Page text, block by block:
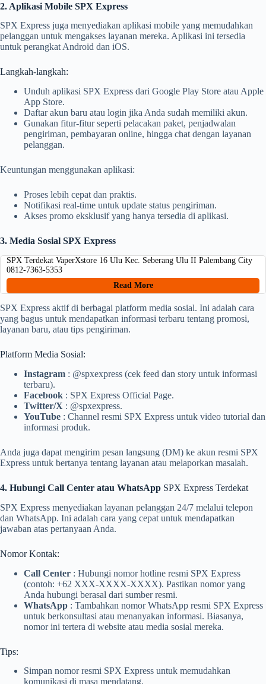
2. Aplikasi Mobile SPX Express
SPX Express juga menyediakan aplikasi mobile yang memudahkan
pelanggan untuk mengakses layanan mereka. Aplikasi ini tersedia
untuk perangkat Android dan iOS.
Langkah-langkah:
Unduh aplikasi SPX Express dari Google Play Store atau Apple
App Store.
Daftar akun baru atau login jika Anda sudah memiliki akun.
Gunakan fitur-fitur seperti pelacakan paket, penjadwalan
pengiriman, pembayaran online, hingga chat dengan layanan
pelanggan.
Keuntungan menggunakan aplikasi:
Proses lebih cepat dan praktis.
Notifikasi real-time untuk update status pengiriman.
Akses promo eksklusif yang hanya tersedia di aplikasi.
3. Media Sosial SPX Express
SPX Terdekat VaperXstore 16 Ulu Kec. Seberang Ulu II Palembang City
0812-7363-5353
Read More
SPX Express aktif di berbagai platform media sosial. Ini adalah cara
yang bagus untuk mendapatkan informasi terbaru tentang promosi,
layanan baru, atau tips pengiriman.
Platform Media Sosial:
Instagram : @spxexpress (cek feed dan story untuk informasi
terbaru).
Facebook : SPX Express Official Page.
Twitter/X : @spxexpress.
YouTube : Channel resmi SPX Express untuk video tutorial dan
informasi produk.
Anda juga dapat mengirim pesan langsung (DM) ke akun resmi SPX
Express untuk bertanya tentang layanan atau melaporkan masalah.
4. Hubungi Call Center atau WhatsApp SPX Express Terdekat
SPX Express menyediakan layanan pelanggan 24/7 melalui telepon
dan WhatsApp. Ini adalah cara yang cepat untuk mendapatkan
jawaban atas pertanyaan Anda.
Nomor Kontak:
Call Center : Hubungi nomor hotline resmi SPX Express
(contoh: +62 XXX-XXXX-XXXX). Pastikan nomor yang
Anda hubungi berasal dari sumber resmi.
WhatsApp : Tambahkan nomor WhatsApp resmi SPX Express
untuk berkonsultasi atau menanyakan informasi. Biasanya,
nomor ini tertera di website atau media sosial mereka.
Tips:
Simpan nomor resmi SPX Express untuk memudahkan
komunikasi di masa mendatang.